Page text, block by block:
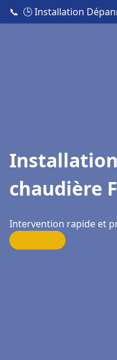
📞 🕒 Installation
chaudière
Intervention rapide et